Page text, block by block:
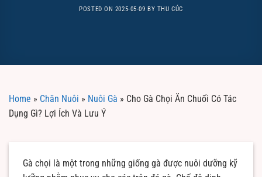
POSTED ON 2025-05-09 BY THU CÚC
Home » Chăn Nuôi » Nuôi Gà » Cho Gà Chọi Ăn Chuối Có Tác
Dụng Gì? Lợi Ích Và Lưu Ý
Gà chọi là một trong những giống gà được nuôi dưỡng kỹ